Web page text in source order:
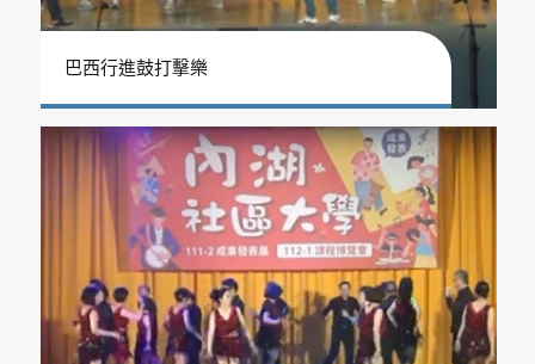
巴西行進鼓打擊樂